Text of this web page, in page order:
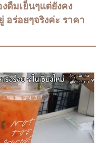
ดืมเย็นๆแต่ยังคง
อร่อยๆจริงค่ะ ราคา